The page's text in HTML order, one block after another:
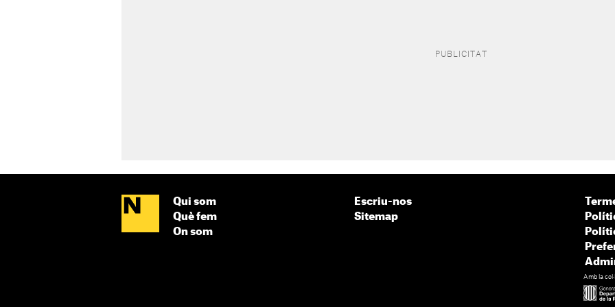
Qui som
Què fem
On som
Escriu-nos
Sitemap
Amb la